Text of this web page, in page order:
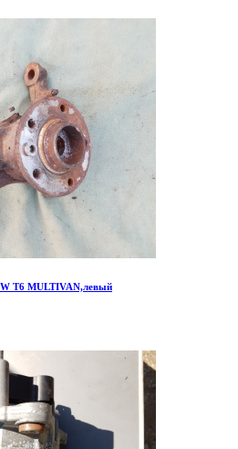
Т6 MULTIVAN,левый